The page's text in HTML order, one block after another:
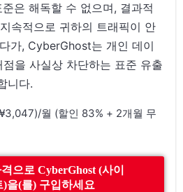
은 해독할 수 없으며, 결과적
속적으로 귀하의 트래픽이 안
가, CyberGhost는 개인 데이
을 사실상 차단하는 표준 유출
니다.
월 (할인 83% + 2개월 무
으로 CyberGhost (사이
)을(를) 구입하세요